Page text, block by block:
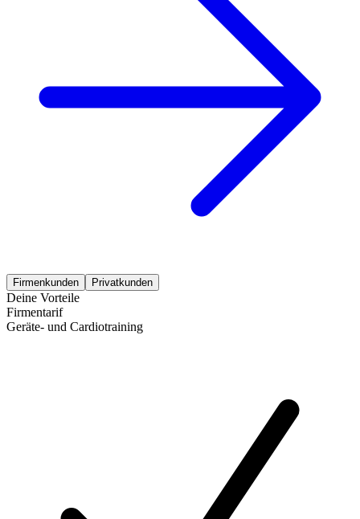
Firmenkunden Privatkunden
Deine Vorteile
Firmentarif
Geräte- und Cardiotraining